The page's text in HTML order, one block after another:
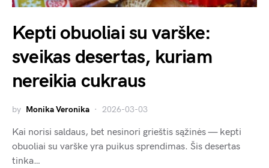
Kepti obuoliai su varške:
sveikas desertas, kuriam
nereikia cukraus
by Monika Veronika 2026-03-03
Kai norisi saldaus, bet nesinori grieštis sąžinės — kepti
obuoliai su varške yra puikus sprendimas. Šis desertas
tinka…